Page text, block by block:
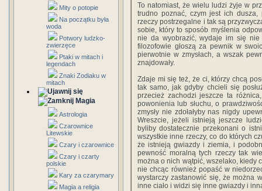
Mity o potopie
Na początku była
woda
Potwory ludzko-
zwierzęce
Ptaki w mitach i
legendach
Znaki Zodiaku w
mitach
Magia
Astrologia
Czarownice
Litewskie
Czary i czarownice
Czary i czarty
polskie
Kary za czarymary
Magia a religia
To natomiast, że wielu ludzi żyje w
trudno poznać, czym jest ich
rzeczy postrzegalne i tak są
sobie, który to sposób myślenia
nie da wyobrazić, wydaje im się
filozofowie głoszą za pewnik w
pierwotnie w zmysłach, a wszak
znajdowały.
Zdaje mi się też, że ci, którzy chcą
tak samo, jak gdyby chcieli się
przecież zachodzi jeszcze ta
powonienia lub słuchu, o
zmysły nie zdołałyby nas nigdy
Wreszcie, jeżeli istnieją jeszcze
byliby dostatecznie przekonani o
wszystkie inne rzeczy, co do których
że istnieją gwiazdy i ziemia, i
pewność moralną tych rzeczy tak
można o nich wątpić, wszelako, kiedy
nie chcąc również popaść w
wystarczy zastanowić się, że można
inne ciało i widzi się inne gwiazdy i